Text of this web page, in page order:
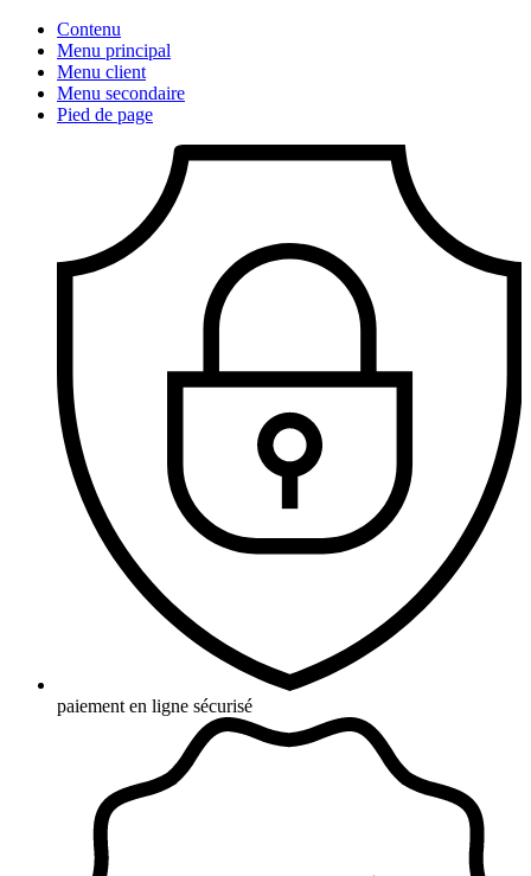
Contenu
Menu principal
Menu client
Menu secondaire
Pied de page
paiement en ligne sécurisé